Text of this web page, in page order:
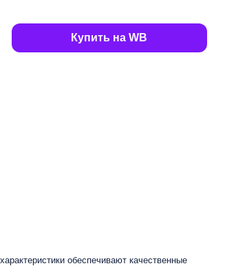
Купить на WB
обеспечивают качественные